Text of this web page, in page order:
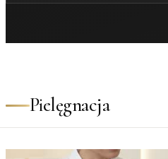
Pielęgnacja